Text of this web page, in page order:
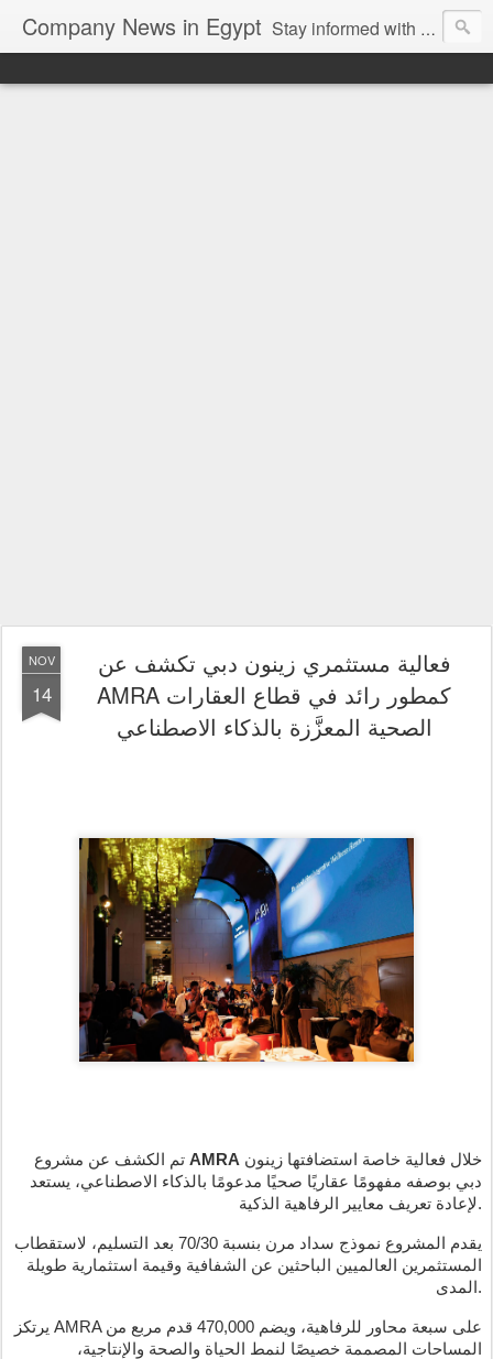
Company News in Egypt Stay informed with the latest company news and developments in Egypt and the region through our unbiased and direct news platform. Our blog publishes press releases and news directly from companies and their PR agencies, giving you a clear and unfiltered view of the industry. Make informed decisions with our easy to follow and clutter-free approach to company news.
NOV
14
فعالية مستثمري زينون دبي تكشف عن
AMRA كمطور رائد في قطاع العقارات
الصحية المعزَّزة بالذكاء الاصطناعي
AMRA
دبي بوصفه مفهومًا عقاريًا صحيًا مدعومًا بالذكاء الاصطناعي، يستعد
لإعادة تعريف معايير الرفاهية الذكية.
يقدم المشروع نموذج سداد مرن بنسبة 70/30 بعد التسليم، لاستقطاب
المستثمرين العالميين الباحثين عن الشفافية وقيمة استثمارية طويلة
المدى.
يرتكز AMRA على سبعة محاور للرفاهية، ويضم 470,000 قدم مربع من
المساحات المصممة خصيصًا لنمط الحياة والصحة والإنتاجية،